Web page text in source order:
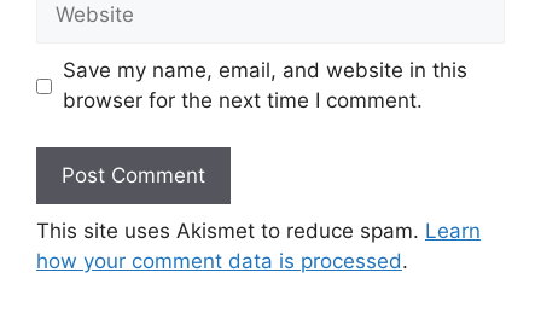
Save my name, email, and website in this
browser for the next time I comment.
This site uses Akismet to reduce spam. Learn
how your comment data is processed.